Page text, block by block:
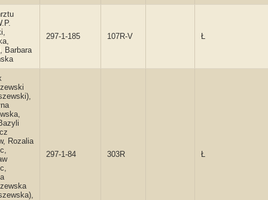
Barbara
297-1-185 107R-V Ł
Rozalia
297-1-84 303R Ł